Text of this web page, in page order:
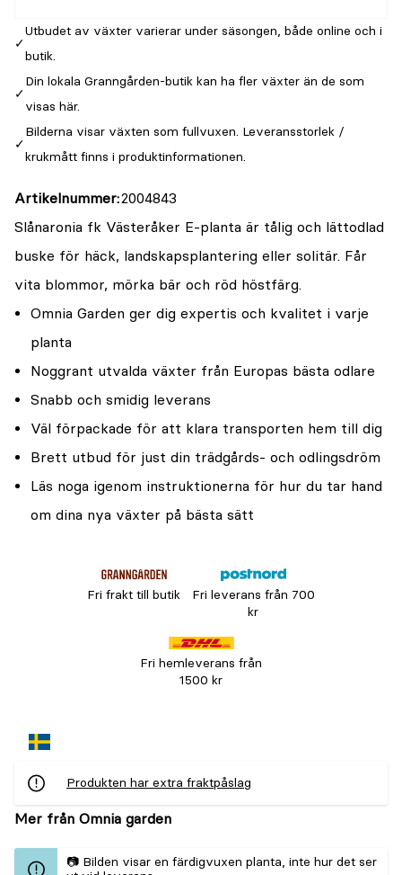
Utbudet av växter varierar under säsongen, både online och i
butik.
Din lokala Granngården-butik kan ha fler växter än de som
visas här.
Bilderna visar växten som fullvuxen. Leveransstorlek /
krukmått finns i produktinformationen.
Artikelnummer 2004843
Slånaronia fk Västeråker E-planta är tålig och lättodlad
buske för häck, landskapsplantering eller solitär. Får
vita blommor, mörka bär och röd höstfärg.
Omnia Garden ger dig expertis och kvalitet i varje
planta
Noggrant utvalda växter från Europas bästa odlare
Snabb och smidig leverans
Väl förpackade för att klara transporten hem till dig
Brett utbud för just din trädgårds- och odlingsdröm
Läs noga igenom instruktionerna för hur du tar hand
om dina nya växter på bästa sätt
Fri frakt till butik
Fri leverans från 700
kr
Fri hemleverans från
1500 kr
Produkten har extra fraktpåslag
Mer från Omnia garden
📷 Bilden visar en färdigvuxen planta, inte hur det ser